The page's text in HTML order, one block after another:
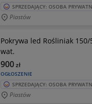
SPRZEDAJĄCY: OSOBA
Piastów
Pokrywa led Rośliniak 150/
wat.
OGŁOSZENIE
900zł
SPRZEDAJĄCY: OSOBA
Piastów